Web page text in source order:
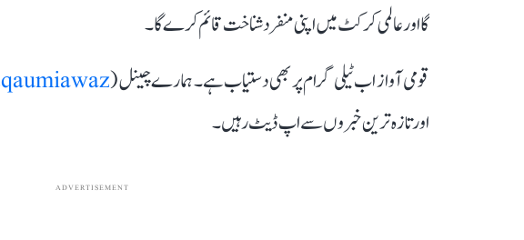
گا اور عالمی کرکٹ میں اپنی منفرد شناخت قائم کرے گا۔
قومی آواز اب ٹیلی گرام پر بھی دستیاب ہے۔ ہمارے چینل (qaumiawaz@
اور تازہ ترین خبروں سے اپ ڈیٹ رہیں۔
ADVERTISEMENT